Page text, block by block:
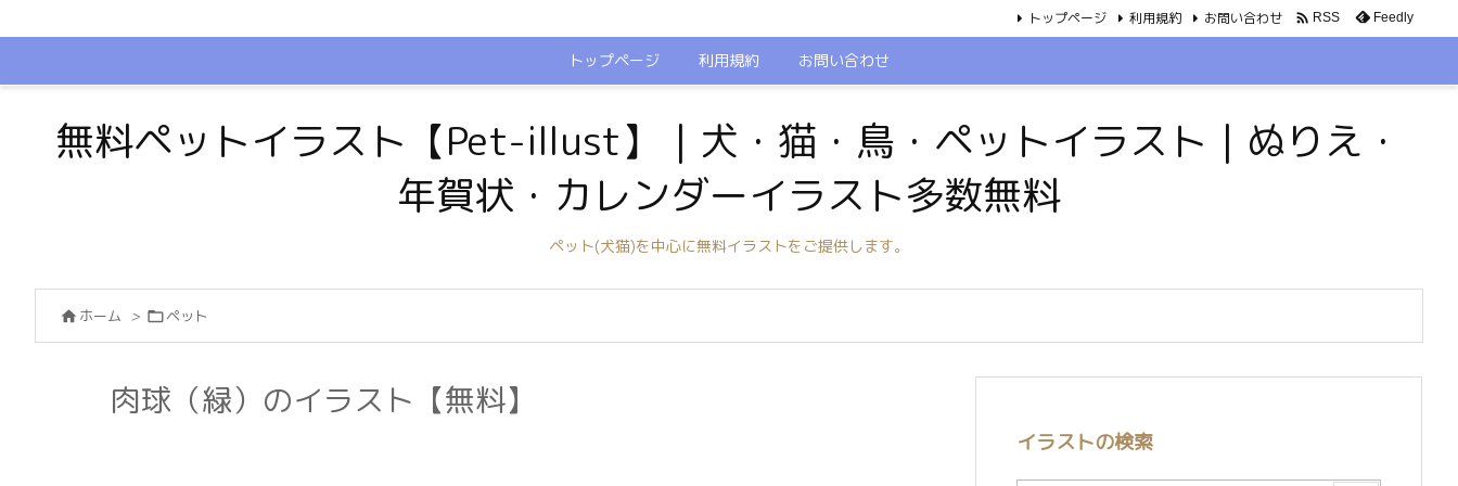
トップページ 利用規約 お問い合わせ
トップページ 利用規約 お問い合わせ  RSS Feedly
無料ペットイラスト【Pet-illust】｜犬・猫・鳥・ペットイラスト｜ぬりえ・
年賀状・カレンダーイラスト多数無料
ペット(犬猫)を中心に無料イラストをご提供します。
 ホーム > ペット
肉球（緑）のイラスト【無料】
イラストの検索